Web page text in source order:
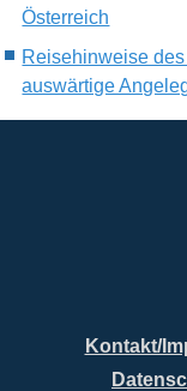
Österreich
Reisehinweise
auswärtige
Kontakt/